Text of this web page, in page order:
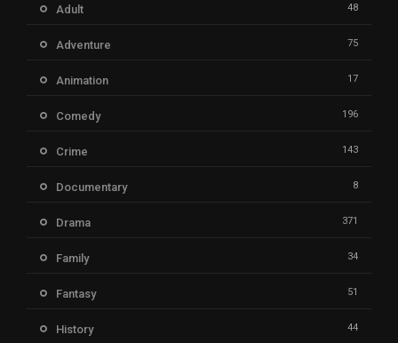
Adult 48
Adventure 75
Animation 17
Comedy 196
Crime 143
Documentary 8
Drama 371
Family 34
Fantasy 51
History 44